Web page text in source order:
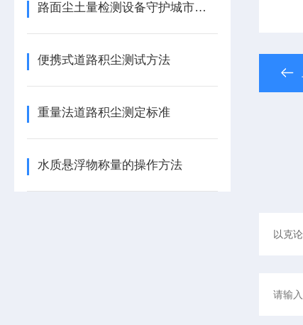
路面尘土量检测设备守护城市空气质量
便携式道路积尘测试方法
重量法道路积尘测定标准
水质悬浮物称量的操作方法